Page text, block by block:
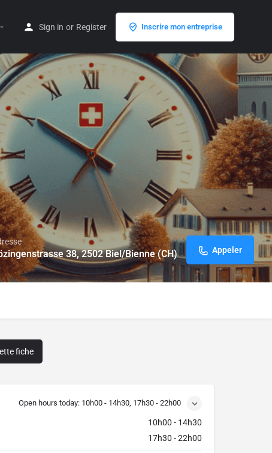
Sign in or Register Inscrire mon entreprise
38, 2502 Biel/Bienne (CH) Appeler
fiche
Open hours today: 10h00 - 14h30, 17h30 - 22h00
10h00 - 14h30
17h30 - 22h00